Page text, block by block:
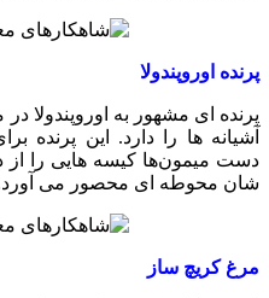
پرنده اوروپندولا
پرنده ای مشهور به اوروپندولا
آشیانه ها را دارد. این پرنده
دست میمون‌ها کیسه هایی را از
شان محوطه ای محصور می
مرغ کریچ ساز